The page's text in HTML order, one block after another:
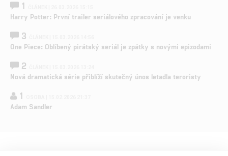
1
Harry Potter: První trailer seriálového zpracování je venku
3
One Piece: Oblíbený pirátský seriál je zpátky s novými epizodami
2
Nová dramatická série přiblíží skutečný únos letadla teroristy
1
Adam Sandler